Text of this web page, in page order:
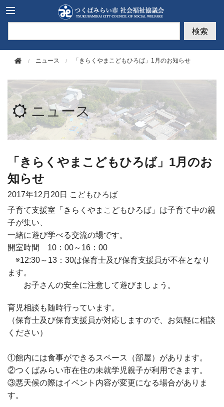
検索
ニュース 「きらくやまこどもひろば」1月のお知らせ
ニュース
「きらくやまこどもひろば」1月のお
知らせ
2017年12月20日 こどもひろば
子育て支援室「きらくやまこどもひろば」は子育て中の親
子が集い、
一緒に遊び学べる交流の場です。
開室時間 10：00～16：00
※12:30～13：30は保育士及び保育支援員が不在となり
ます。
お子さんの安全に注意して遊びましょう。
育児相談も随時行っています。
（保育士及び保育支援員が対応しますので、お気軽に相談
ください）
①館内には食事ができるスペース（部屋）があります。
②つくばみらい市在住の未就学児親子が利用できます。
③悪天候の際はイベント内容が変更になる場合がありま
す。